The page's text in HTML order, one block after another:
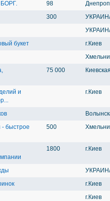
98
300
букет
г.Киев
75 000
и
г.Киев
- быстрое
500
1800 г.Киев
г.Киев
г.Киев